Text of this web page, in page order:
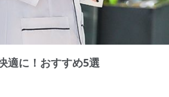
適に！おすすめ5選